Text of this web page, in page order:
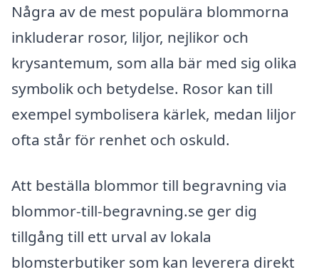
Några av de mest populära blommorna
inkluderar rosor, liljor, nejlikor och
krysantemum, som alla bär med sig olika
symbolik och betydelse. Rosor kan till
exempel symbolisera kärlek, medan liljor
ofta står för renhet och oskuld.
Att beställa blommor till begravning via
blommor-till-begravning.se ger dig
tillgång till ett urval av lokala
blomsterbutiker som kan leverera direkt